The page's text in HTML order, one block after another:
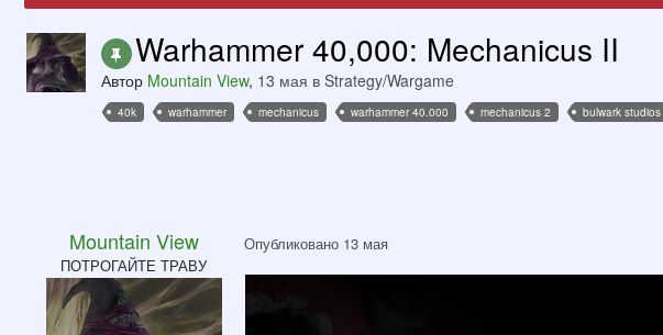
Warhammer 40,000: Mechanicus II
Автор Mountain View, 13 мая в Strategy/Wargame
40k warhammer mechanicus warhammer 40.000 mechanicus 2 bulwark studios
Mountain View
ПОТРОГАЙТЕ ТРАВУ
Опубликовано 13 мая